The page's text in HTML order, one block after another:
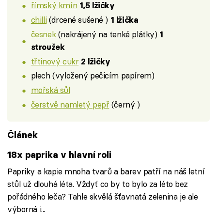
římský kmín 1,5 lžičky
chilli(drcené sušené ) 1 lžička
česnek(nakrájený na tenké plátky) 1
stroužek
třtinový cukr 2 lžičky
plech (vyložený pečicím papírem)
mořská sůl
čerstvě namletý pepř (černý )
Článek
18x paprika v hlavní roli
Papriky a kapie mnoha tvarů a barev patří na náš letní
stůl už dlouhá léta. Vždyť co by to bylo za léto bez
pořádného leča? Tahle skvělá šťavnatá zelenina je ale
výborná i...